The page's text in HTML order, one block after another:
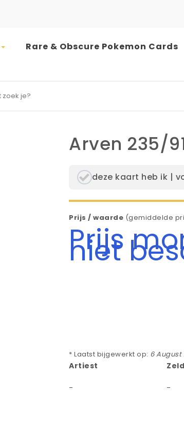
Rare & Obscure Pokemon Cards
Arven 235/
deze kaart heb ik |
Prijs / waarde (gemiddelde
Prijs
niet
* Laatst bijgewerkt op: 6 August
Artiest
- -